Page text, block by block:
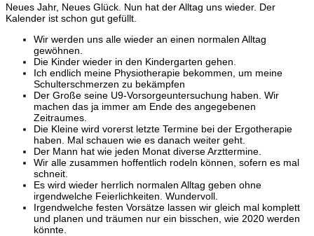
Neues Jahr, Neues Glück. Nun hat der Alltag uns wieder. Der
Kalender ist schon gut gefüllt.
Wir werden uns alle wieder an einen normalen Alltag
gewöhnen.
Die Kinder wieder in den Kindergarten gehen.
Ich endlich meine Physiotherapie bekommen, um meine
Schulterschmerzen zu bekämpfen
Der Große seine U9-Vorsorgeuntersuchung haben. Wir
machen das ja immer am Ende des angegebenen
Zeitraumes.
Die Kleine wird vorerst letzte Termine bei der Ergotherapie
haben. Mal schauen wie es danach weiter geht.
Der Mann hat wie jeden Monat diverse Arzttermine.
Wir alle zusammen hoffentlich rodeln können, sofern es mal
schneit.
Es wird wieder herrlich normalen Alltag geben ohne
irgendwelche Feierlichkeiten. Wundervoll.
Irgendwelche festen Vorsätze lassen wir gleich mal komplett
und planen und träumen nur ein bisschen, wie 2020 werden
könnte.